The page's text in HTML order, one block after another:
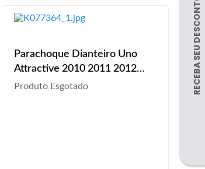
Parachoque Dianteiro Uno
Attractive 2010 2011 2012
2013 2014 2015 2016 Kit
Produto Esgotado